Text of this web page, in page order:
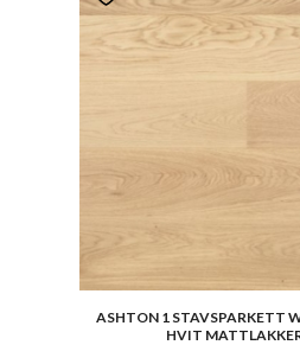
ASHTON 1 STAVSPARKETT
HVIT